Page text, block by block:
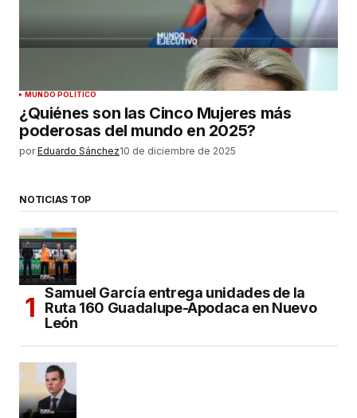
MUNDO POLÍTICO
¿Quiénes son las Cinco Mujeres más
poderosas del mundo en 2025?
por Eduardo Sánchez10 de diciembre de 2025
NOTICIAS TOP
Samuel García entrega unidades de la
Ruta 160 Guadalupe-Apodaca en Nuevo
León